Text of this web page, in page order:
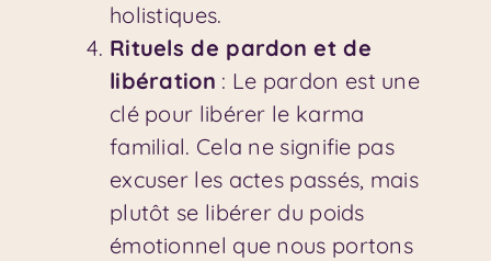
holistiques.
Rituels de pardon et de
libération : Le pardon est une
clé pour libérer le karma
familial. Cela ne signifie pas
excuser les actes passés, mais
plutôt se libérer du poids
émotionnel que nous portons